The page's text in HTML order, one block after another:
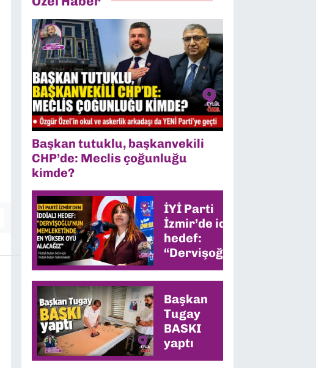
Başkan tutuklu, başkanvekili
CHP’de: Meclis çoğunluğu
kimde?
İYİ Parti
İzmir’de iddialı
hedef:
“Dervişoğlu’nun
memleketinde
en yüksek oyu
alacağız”
Başkan
Tugay
BASKI
yaptı